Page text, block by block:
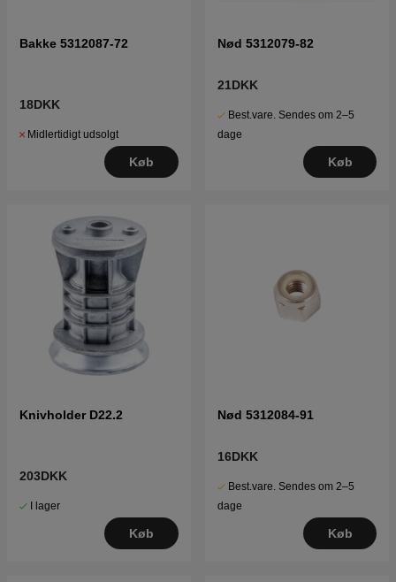
Bakke 5312087-72
18DKK
Midlertidigt udsolgt
Køb
Nød 5312079-82
21DKK
Best.vare. Sendes om 2–5
dage
Køb
Knivholder D22.2
203DKK
I lager
Køb
Nød 5312084-91
16DKK
Best.vare. Sendes om 2–5
dage
Køb